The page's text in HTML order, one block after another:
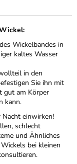
Wickelbandes in
kaltes Wasser
in den
Sie ihn mit
gut am Körper
kann.
Nacht einwirken!
schlecht
und Ähnliches
bei kleinen